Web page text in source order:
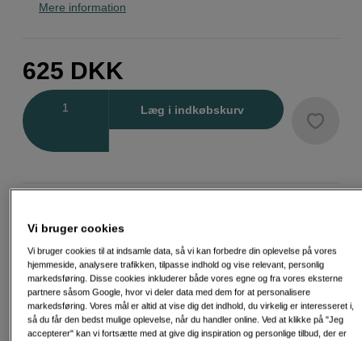
Mere information
625 DKK
Læg i indkøbskurv
30 dages returret
Personlig service og ekspertrådgivning
Vi bruger cookies
Vi bruger cookies til at indsamle data, så vi kan forbedre din oplevelse på vores
hjemmeside, analysere trafikken, tilpasse indhold og vise relevant, personlig
markedsføring. Disse cookies inkluderer både vores egne og fra vores eksterne
partnere såsom Google, hvor vi deler data med dem for at personalisere
markedsføring. Vores mål er altid at vise dig det indhold, du virkelig er interesseret i,
så du får den bedst mulige oplevelse, når du handler online. Ved at klikke på "Jeg
accepterer" kan vi fortsætte med at give dig inspiration og personlige tilbud, der er